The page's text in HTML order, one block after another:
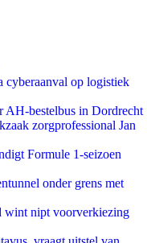
op logistiek
AH-bestelbus in Dordrecht
zorgprofessional Jan
Formule 1-seizoen
onder grens met
wint nipt voorverkiezing